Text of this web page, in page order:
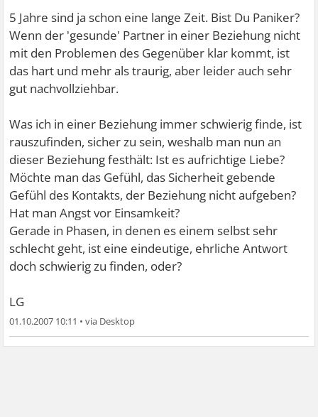
5 Jahre sind ja schon eine lange Zeit. Bist Du Paniker?
Wenn der 'gesunde' Partner in einer Beziehung nicht
mit den Problemen des Gegenüber klar kommt, ist
das hart und mehr als traurig, aber leider auch sehr
gut nachvollziehbar.
Was ich in einer Beziehung immer schwierig finde, ist
rauszufinden, sicher zu sein, weshalb man nun an
dieser Beziehung festhält: Ist es aufrichtige Liebe?
Möchte man das Gefühl, das Sicherheit gebende
Gefühl des Kontakts, der Beziehung nicht aufgeben?
Hat man Angst vor Einsamkeit?
Gerade in Phasen, in denen es einem selbst sehr
schlecht geht, ist eine eindeutige, ehrliche Antwort
doch schwierig zu finden, oder?
LG
01.10.2007 10:11 •